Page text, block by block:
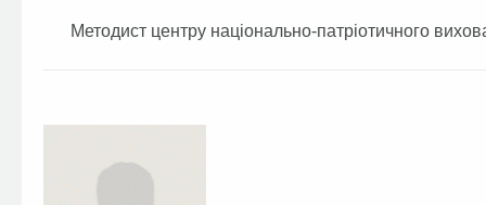
Методист центру національно-патріотичного